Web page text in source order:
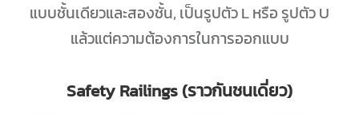
แบบชั้นเดียวและสองชั้น, เป็นรูปตัว L หรือ รูปตัว U
แล้วแต่ความต้องการในการออกแบบ
Safety Railings (ราวกันชนเดี่ยว)